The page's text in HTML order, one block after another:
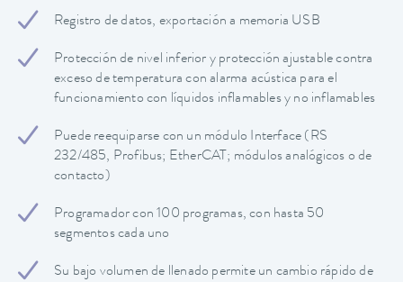
Registro de datos, exportación a memoria USB
Protección de nivel inferior y protección ajustable contra
exceso de temperatura con alarma acústica para el
funcionamiento con líquidos inflamables y no inflamables
Puede reequiparse con un módulo Interface (RS
232/485, Profibus; EtherCAT; módulos analógicos o de
contacto)
Programador con 100 programas, con hasta 50
segmentos cada uno
Su bajo volumen de llenado permite un cambio rápido de